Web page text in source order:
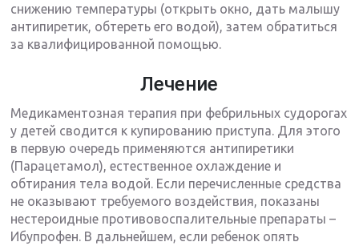
снижению температуры (открыть окно, дать малышу
антипиретик, обтереть его водой), затем обратиться
за квалифицированной помощью.
Лечение
Медикаментозная терапия при фебрильных судорогах
у детей сводится к купированию приступа. Для этого
в первую очередь применяются антипиретики
(Парацетамол), естественное охлаждение и
обтирания тела водой. Если перечисленные средства
не оказывают требуемого воздействия, показаны
нестероидные противовоспалительные препараты –
Ибупрофен. В дальнейшем, если ребенок опять